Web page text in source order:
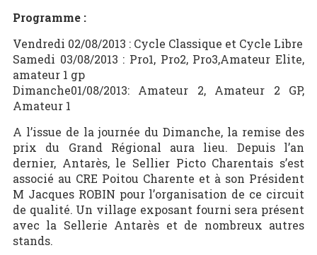
Programme :
Vendredi 02/08/2013 : Cycle Classique et Cycle Libre
Samedi 03/08/2013 : Pro1, Pro2, Pro3,Amateur Elite,
amateur 1 gp
Dimanche01/08/2013: Amateur 2, Amateur 2 GP,
Amateur 1
A l’issue de la journée du Dimanche, la remise des
prix du Grand Régional aura lieu. Depuis l’an
dernier, Antarès, le Sellier Picto Charentais s’est
associé au CRE Poitou Charente et à son Président
M Jacques ROBIN pour l’organisation de ce circuit
de qualité. Un village exposant fourni sera présent
avec la Sellerie Antarès et de nombreux autres
stands.